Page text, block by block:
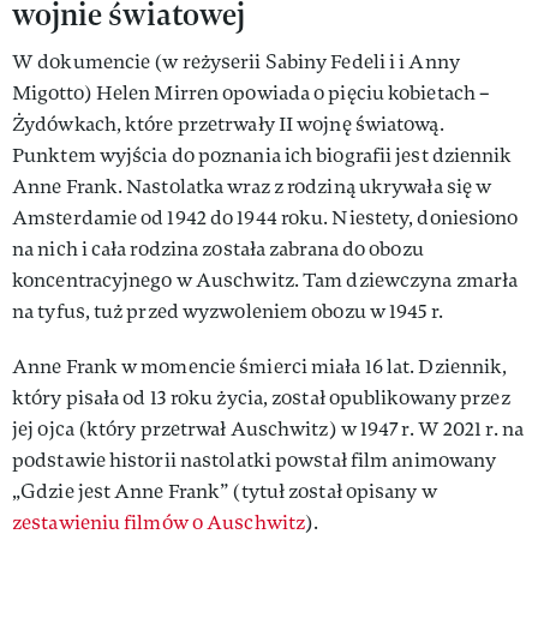
wojnie światowej
W dokumencie (w reżyserii Sabiny Fedeli i i Anny
Migotto) Helen Mirren opowiada o pięciu kobietach –
Żydówkach, które przetrwały II wojnę światową.
Punktem wyjścia do poznania ich biografii jest dziennik
Anne Frank. Nastolatka wraz z rodziną ukrywała się w
Amsterdamie od 1942 do 1944 roku. Niestety, doniesiono
na nich i cała rodzina została zabrana do obozu
koncentracyjnego w Auschwitz. Tam dziewczyna zmarła
na tyfus, tuż przed wyzwoleniem obozu w 1945 r.
Anne Frank w momencie śmierci miała 16 lat. Dziennik,
który pisała od 13 roku życia, został opublikowany przez
jej ojca (który przetrwał Auschwitz) w 1947 r. W 2021 r. na
podstawie historii nastolatki powstał film animowany
„Gdzie jest Anne Frank” (tytuł został opisany w
zestawieniu filmów o Auschwitz).